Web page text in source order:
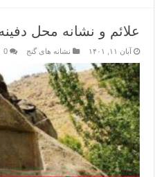
علائم و نشانه‌ محل
آبان ۱۱, ۱۴۰۱ نشانه های گنج 0